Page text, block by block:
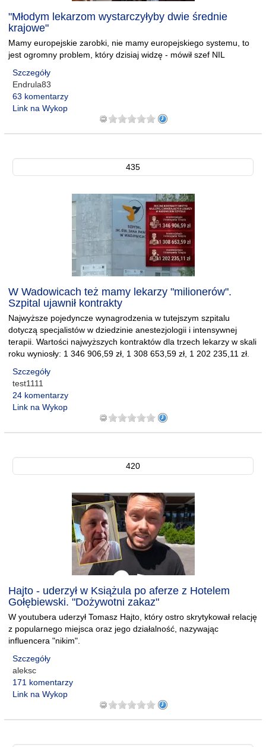
"Młodym lekarzom wystarczyłyby dwie średnie
krajowe"
Mamy europejskie zarobki, nie mamy europejskiego systemu, to
jest ogromny problem, który dzisiaj widzę - mówił szef NIL
Szczegóły
Endrula83
63 komentarzy
Link na Wykop
435
W Wadowicach też mamy lekarzy "milionerów".
Szpital ujawnił kontrakty
Najwyższe pojedyncze wynagrodzenia w tutejszym szpitalu
dotyczą specjalistów w dziedzinie anestezjologii i intensywnej
terapii. Wartości najwyższych kontraktów dla trzech lekarzy w skali
roku wyniosły: 1 346 906,59 zł, 1 308 653,59 zł, 1 202 235,11 zł.
Szczegóły
test1111
24 komentarzy
Link na Wykop
420
Hajto - uderzył w Książula po aferze z Hotelem
Gołębiewski. "Dożywotni zakaz"
W youtubera uderzył Tomasz Hajto, który ostro skrytykował relację
z popularnego miejsca oraz jego działalność, nazywając
influencera "nikim".
Szczegóły
aleksc
171 komentarzy
Link na Wykop